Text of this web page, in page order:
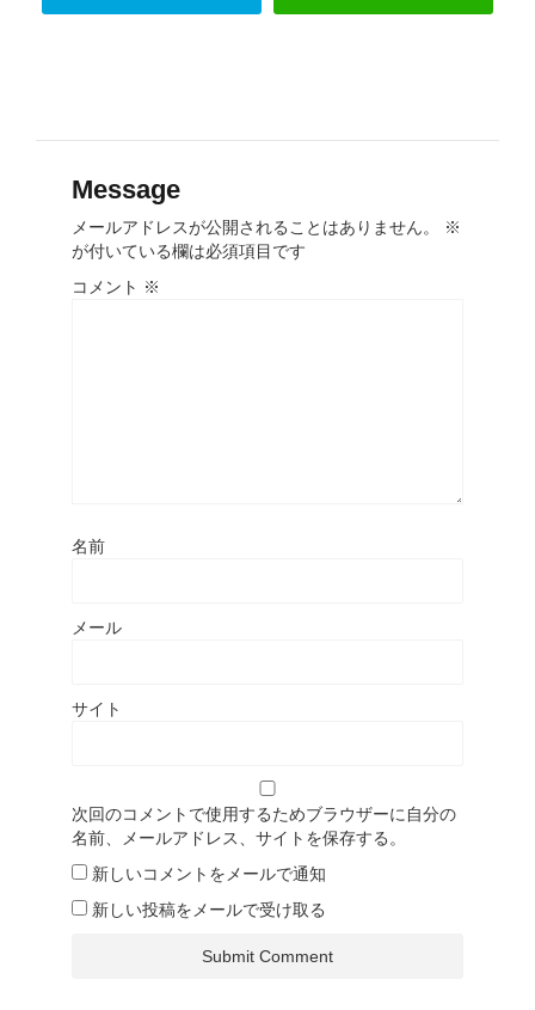
Message
メールアドレスが公開されることはありません。
※
が付いている欄は必須項目です
コメント ※
名前
メール
サイト
次回のコメントで使用するためブラウザーに自分の
名前、メールアドレス、サイトを保存する。
新しいコメントをメールで通知
新しい投稿をメールで受け取る